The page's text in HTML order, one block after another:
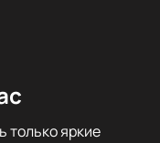
обещает
станет
только яркие